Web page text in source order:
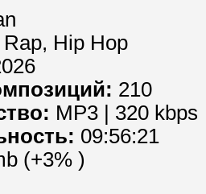
Rap, Hip Hop
210
MP3 | 320 kbps
09:56:21
(+3% )